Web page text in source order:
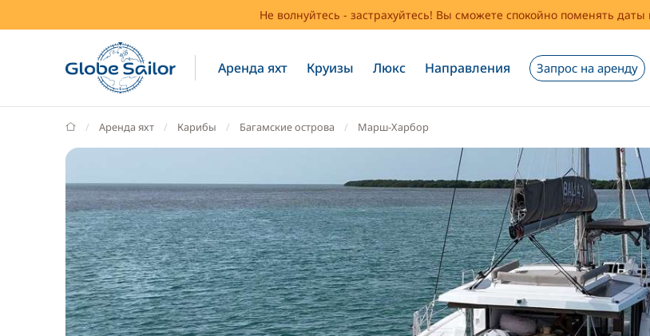
Не волнуйтесь - застрахуйтесь! Вы сможете спокойно поменять
Аренда яхт Круизы Люкс Направления Запрос на аренду
GlobeSailor
Аренда яхт Карибы Багамские острова Марш-Харбор